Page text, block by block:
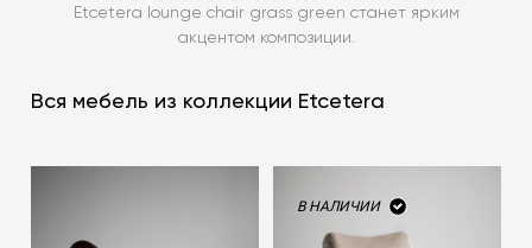
Etcetera lounge chair grass green станет ярким
акцентом композиции.
Вся мебель из коллекции Etcetera
В НАЛИЧИИ